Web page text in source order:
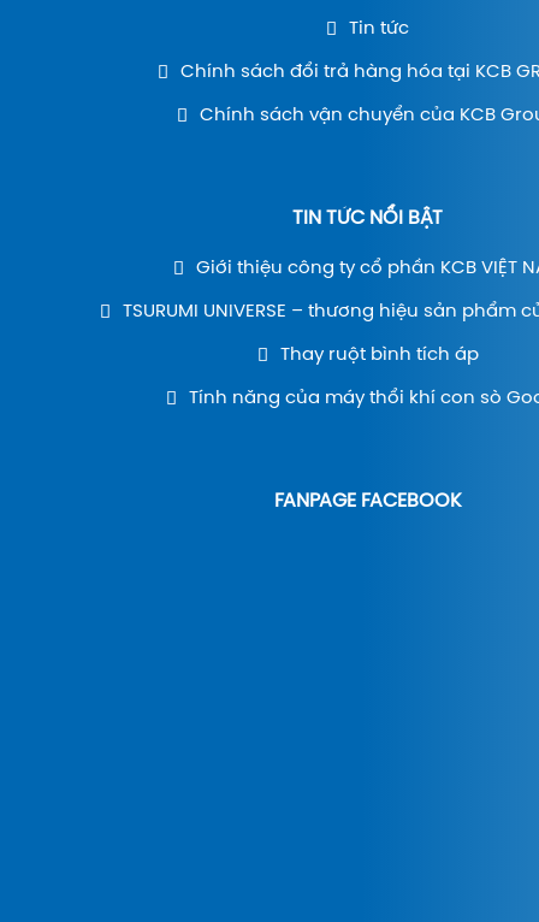
Tin tức
Chính sách đổi trả hàng hóa tại KCB
Chính sách vận chuyển của KCB
TIN TỨC NỔI BẬT
Giới thiệu công ty cổ phần KCB VIỆT
TSURUMI UNIVERSE – thương hiệu sản phẩm
Thay ruột bình tích áp
Tính năng của máy thổi khí con sò
FANPAGE FACEBOOK